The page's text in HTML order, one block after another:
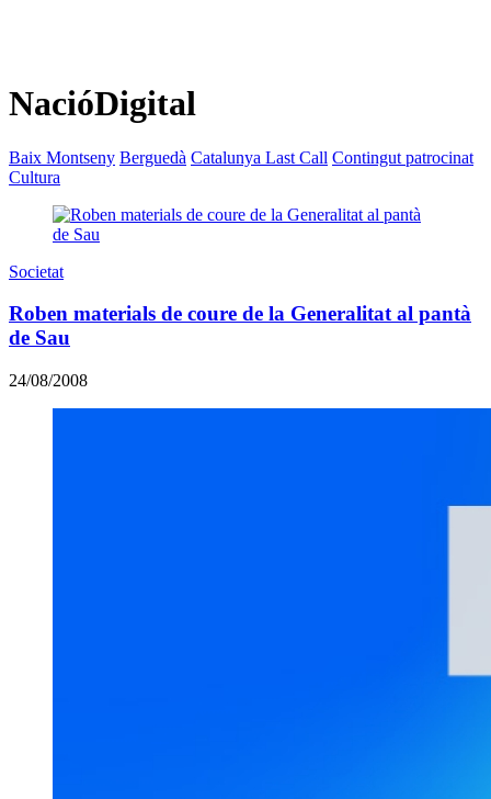
NacióDigital
Baix Montseny Berguedà Catalunya Last Call Contingut patrocinat
Cultura
Societat
Roben materials de coure de la Generalitat al pantà
de Sau
24/08/2008